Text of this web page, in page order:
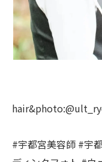
#宇都宮美容師 #宇